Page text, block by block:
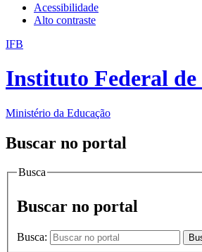
Acessibilidade
Alto contraste
IFB
Instituto Federal
Ministério da Educação
Buscar no portal
Busca
Buscar no portal
Busca: